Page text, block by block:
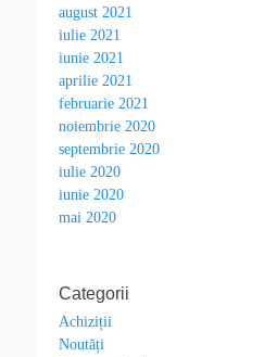
august 2021
iulie 2021
iunie 2021
aprilie 2021
februarie 2021
noiembrie 2020
septembrie 2020
iulie 2020
iunie 2020
mai 2020
Categorii
Achiziții
Noutăți